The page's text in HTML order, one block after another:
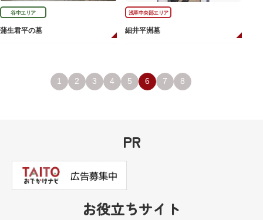
谷中エリア
蒲生君平の墓
浅草中央部エリア
細井平洲墓
1 2 3 4 5 6 7 8
PR
お役立ちサイト